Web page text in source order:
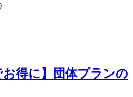
お得に】団体プランの